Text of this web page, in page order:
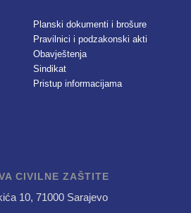
Planski dokumenti i brošure
Pravilnici i podzakonski akti
Obavještenja
Sindikat
Pristup informacijama
CIVILNE ZAŠTITE
10, 71000 Sarajevo